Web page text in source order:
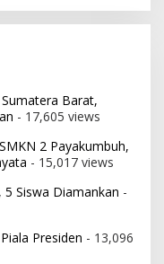
Barat,
- 17,605 views
2 Payakumbuh,
- 15,017 views
Siswa Diamankan -
Presiden - 13,096